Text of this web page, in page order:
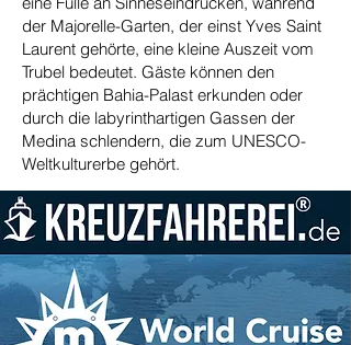
der Majorelle-Garten, der einst Yves Saint
Laurent gehörte, eine kleine Auszeit vom
Trubel bedeutet. Gäste können den
prächtigen Bahia-Palast erkunden oder
durch die labyrinthartigen Gassen der
Medina schlendern, die zum UNESCO-
Weltkulturerbe gehört.